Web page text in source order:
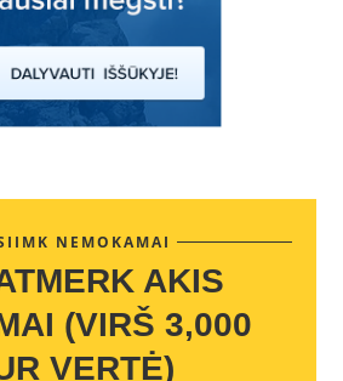
NEMOKAMAI
AKIS
(VIRŠ 3,000
VERTĖ)